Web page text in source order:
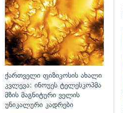
ქართველი ფიზიკოსის ახალი
კვლევა: ინოუეს ტელესკოპმა
მზის მაგნიტური ველის
უნიკალური კადრები